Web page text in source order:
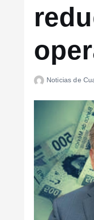
Noticias de